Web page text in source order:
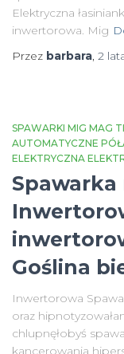
Elektryczna
inwertorowa. Mig
Przez barbara, 2
SPAWARKI MIG MAG
AUTOMATYCZNE
ELEKTRYCZNA
Goślina
Inwertorowa
oraz
chlupnęłobyś
kancerowania